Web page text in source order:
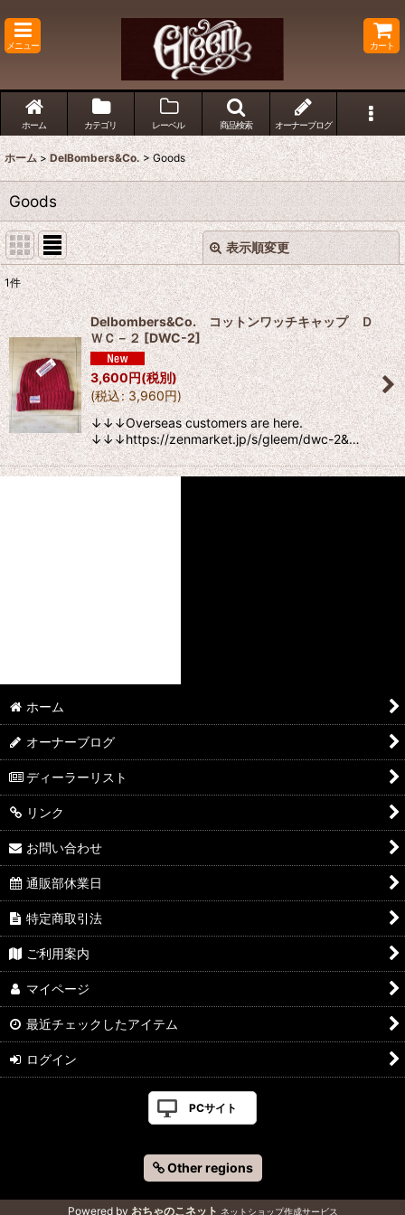
メニュー カート
ホーム カテゴリ レーベル 商品検索 オーナーブログ
ホーム > DelBombers&Co. > Goods
Goods
表示順変更
表示数:
並び順:
絞り込む
閉じる
1件
Delbombers&Co. コットンワッチキャップ Ｄ
ＷＣ－２ [DWC-2]
3,600円(税別)
(税込: 3,960円)
↓↓↓Overseas customers are here.
↓↓↓https://zenmarket.jp/s/gleem/dwc-2&…
ホーム
オーナーブログ
ディーラーリスト
リンク
お問い合わせ
通販部休業日
特定商取引法
ご利用案内
マイページ
最近チェックしたアイテム
ログイン
PCサイト
Other regions
Powered by おちゃのこネット ネットショップ作成サービス